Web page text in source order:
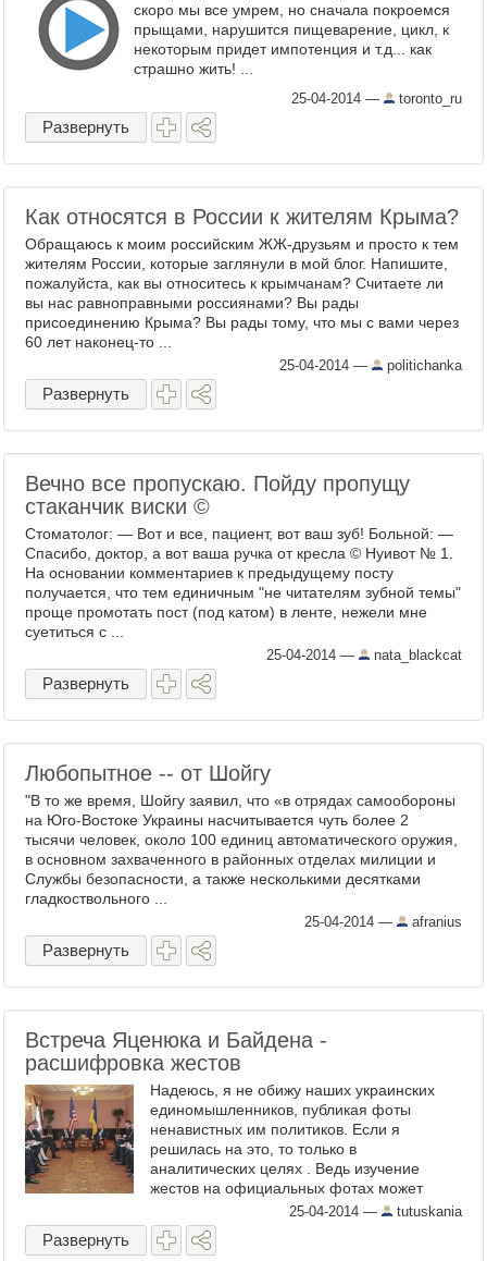
скоро мы все умрем, но сначала покроемся
прыщами, нарушится пищеварение, цикл, к
некоторым придет импотенция и т.д... как
страшно жить! ...
25-04-2014 — toronto_ru
Развернуть
Как относятся в России к жителям Крыма?
Обращаюсь к моим российским ЖЖ-друзьям и просто к тем
жителям России, которые заглянули в мой блог. Напишите,
пожалуйста, как вы относитесь к крымчанам? Считаете ли
вы нас равноправными россиянами? Вы рады
присоединению Крыма? Вы рады тому, что мы с вами через
60 лет наконец-то ...
25-04-2014 — politichanka
Развернуть
Вечно все пропускаю. Пойду пропущу
стаканчик виски ©
Стоматолог: — Вот и все, пациент, вот ваш зуб! Больной: —
Спасибо, доктор, а вот ваша ручка от кресла © Нуивот № 1.
На основании комментариев к предыдущему посту
получается, что тем единичным "не читателям зубной темы"
проще промотать пост (под катом) в ленте, нежели мне
суетиться с ...
25-04-2014 — nata_blackcat
Развернуть
Любопытное -- от Шойгу
"В то же время, Шойгу заявил, что «в отрядах самообороны
на Юго-Востоке Украины насчитывается чуть более 2
тысячи человек, около 100 единиц автоматического оружия,
в основном захваченного в районных отделах милиции и
Службы безопасности, а также несколькими десятками
гладкоствольного ...
25-04-2014 — afranius
Развернуть
Встреча Яценюка и Байдена -
расшифровка жестов
Надеюсь, я не обижу наших украинских
единомышленников, публикая фоты
ненавистных им политиков. Если я
решилась на это, то только в
аналитических целях . Ведь изучение
жестов на официальных фотах может
принести много важной дополнительной
инфы. Дед с внуком на юбилее деда, ...
25-04-2014 — tutuskania
Развернуть